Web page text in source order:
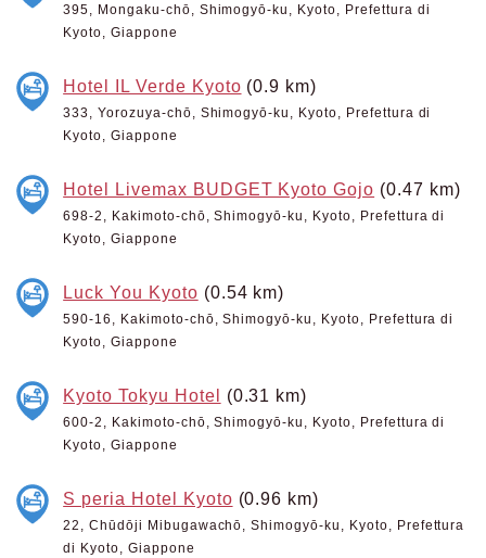
395, Mongaku-chō, Shimogyō-ku, Kyoto, Prefettura di
Kyoto, Giappone
Hotel IL Verde Kyoto (0.9 km)
333, Yorozuya-chō, Shimogyō-ku, Kyoto, Prefettura di
Kyoto, Giappone
Hotel Livemax BUDGET Kyoto Gojo (0.47 km)
698-2, Kakimoto-chō, Shimogyō-ku, Kyoto, Prefettura di
Kyoto, Giappone
Luck You Kyoto (0.54 km)
590-16, Kakimoto-chō, Shimogyō-ku, Kyoto, Prefettura di
Kyoto, Giappone
Kyoto Tokyu Hotel (0.31 km)
600-2, Kakimoto-chō, Shimogyō-ku, Kyoto, Prefettura di
Kyoto, Giappone
S peria Hotel Kyoto (0.96 km)
22, Chūdōji Mibugawachō, Shimogyō-ku, Kyoto, Prefettura
di Kyoto, Giappone